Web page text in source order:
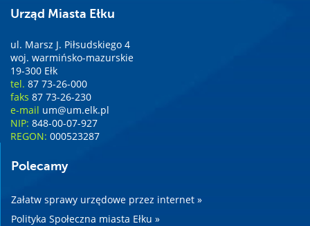
Urząd Miasta Ełku
ul. Marsz J. Piłsudskiego 4
woj. warmińsko-mazurskie
19-300 Ełk
tel. 87 73-26-000
faks 87 73-26-230
e-mail um@um.elk.pl
NIP: 848-00-07-927
REGON: 000523287
Polecamy
Załatw sprawy urzędowe przez internet »
Polityka Społeczna miasta Ełku »